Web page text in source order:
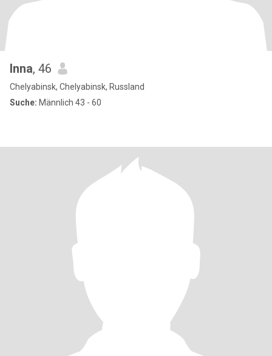
Inna, 46
Chelyabinsk, Chelyabinsk, Russland
Suche: Männlich 43 - 60